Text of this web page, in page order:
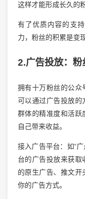
这样才能形成长久的
有了优质内容的支
力，粉丝的积累是变
2.广告投放：
拥有十万粉丝的公众
可以通过广告投放的
群体的精准度和活跃
自己带来收益。
接入广告平台：如“
台的广告投放来获取
的原生广告、推文
你的广告方式。